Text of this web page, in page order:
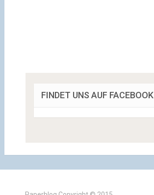
FINDET UNS AUF FACEBOOK